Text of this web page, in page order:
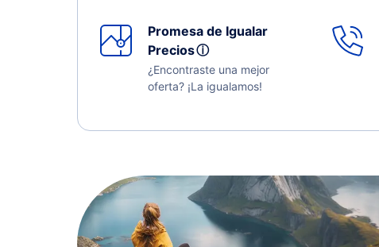
Promesa de Igualar
Preciosⓘ
¿Encontraste una mejor
oferta? ¡La igualamos!